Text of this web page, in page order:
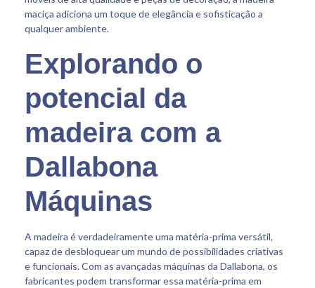
maciça adiciona um toque de elegância e sofisticação a
qualquer ambiente.
Explorando o
potencial da
madeira com a
Dallabona
Máquinas
A madeira é verdadeiramente uma matéria-prima versátil,
capaz de desbloquear um mundo de possibilidades criativas
e funcionais. Com as avançadas máquinas da Dallabona, os
fabricantes podem transformar essa matéria-prima em